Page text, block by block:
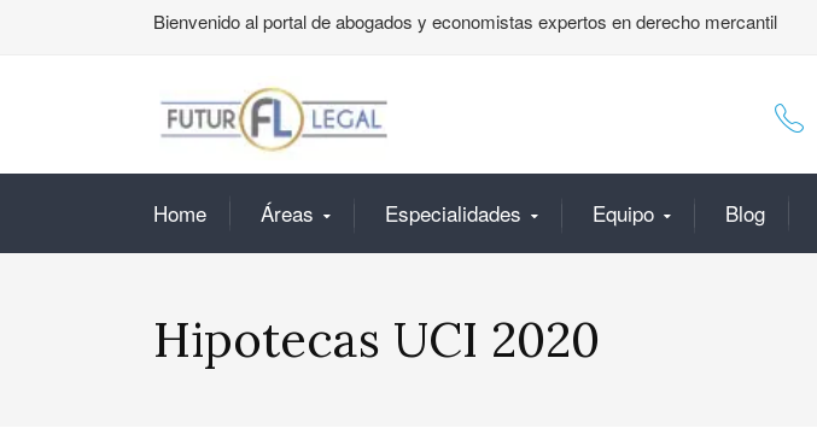
Bienvenido al portal de abogados y economistas expertos en derecho mercantil
Home Áreas Especialidades Equipo Blog
Hipotecas UCI 2020